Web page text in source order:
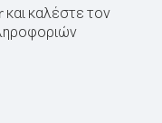
καλέστε τον